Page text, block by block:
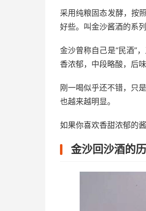
采用纯粮固态发酵，按
好些。叫金沙酱酒的系
金沙曾称自己是“民酒”
香浓郁，中段略酸，后
刚一喝似乎还不错，只
也越来越明显。
如果你喜欢香甜浓郁的
金沙回沙酒的